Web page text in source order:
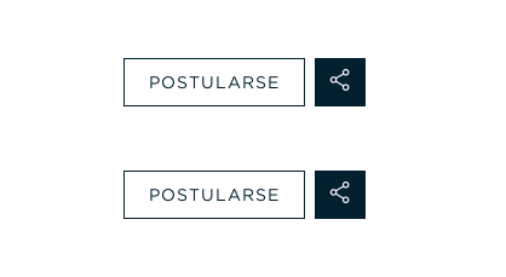
POSTULARSE
POSTULARSE